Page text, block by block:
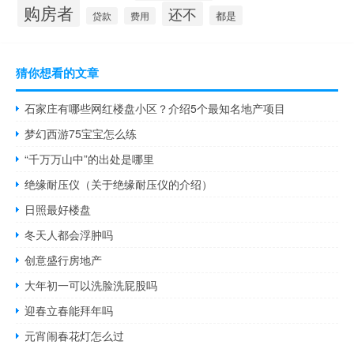
购房者 贷款 费用 还不 都是
猜你想看的文章
石家庄有哪些网红楼盘小区？介绍5个最知名地产项目
梦幻西游75宝宝怎么练
“千万万山中”的出处是哪里
绝缘耐压仪（关于绝缘耐压仪的介绍）
日照最好楼盘
冬天人都会浮肿吗
创意盛行房地产
大年初一可以洗脸洗屁股吗
迎春立春能拜年吗
元宵闹春花灯怎么过